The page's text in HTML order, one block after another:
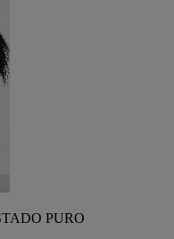
PURO